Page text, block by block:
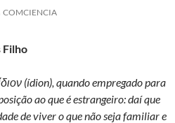
COMCIENCIA
Filho
(ídion), quando empregado para
ao que é estrangeiro: daí que
de viver o que não seja familiar e